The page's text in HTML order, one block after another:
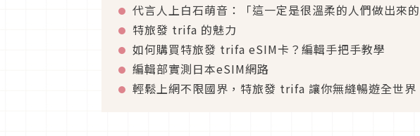
代言人上白石萌音：「這一定是很溫柔的人們做出來的
特旅發 trifa 的魅力
如何購買特旅發 trifa eSIM卡？編輯手把手教學
編輯部實測日本eSIM網路
輕鬆上網不限國界，特旅發 trifa 讓你無縫暢遊全世界